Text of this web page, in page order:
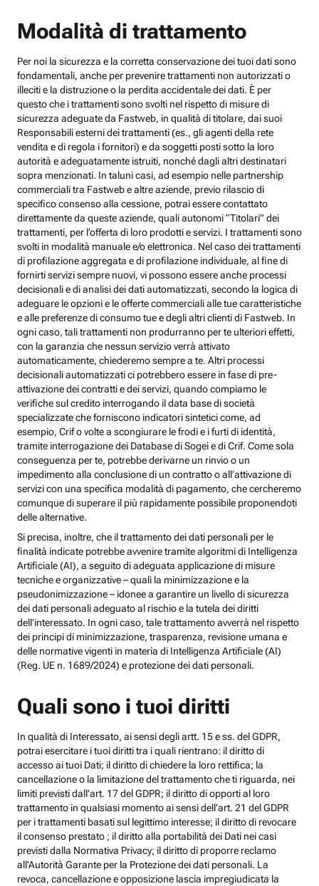
Modalità di trattamento
Per noi la sicurezza e la corretta conservazione dei tuoi dati sono
fondamentali, anche per prevenire trattamenti non autorizzati o
illeciti e la distruzione o la perdita accidentale dei dati. È per
questo che i trattamenti sono svolti nel rispetto di misure di
sicurezza adeguate da Fastweb, in qualità di titolare, dai suoi
Responsabili esterni dei trattamenti (es., gli agenti della rete
vendita e di regola i fornitori) e da soggetti posti sotto la loro
autorità e adeguatamente istruiti, nonché dagli altri destinatari
sopra menzionati. In taluni casi, ad esempio nelle partnership
commerciali tra Fastweb e altre aziende, previo rilascio di
specifico consenso alla cessione, potrai essere contattato
direttamente da queste aziende, quali autonomi “Titolari” dei
trattamenti, per l’offerta di loro prodotti e servizi. I trattamenti sono
svolti in modalità manuale e/o elettronica. Nel caso dei trattamenti
di profilazione aggregata e di profilazione individuale, al fine di
fornirti servizi sempre nuovi, vi possono essere anche processi
decisionali e di analisi dei dati automatizzati, secondo la logica di
adeguare le opzioni e le offerte commerciali alle tue caratteristiche
e alle preferenze di consumo tue e degli altri clienti di Fastweb. In
ogni caso, tali trattamenti non produrranno per te ulteriori effetti,
con la garanzia che nessun servizio verrà attivato
automaticamente, chiederemo sempre a te. Altri processi
decisionali automatizzati ci potrebbero essere in fase di pre-
attivazione dei contratti e dei servizi, quando compiamo le
verifiche sul credito interrogando il data base di società
specializzate che forniscono indicatori sintetici come, ad
esempio, Crif o volte a scongiurare le frodi e i furti di identità,
tramite interrogazione dei Database di Sogei e di Crif. Come sola
conseguenza per te, potrebbe derivarne un rinvio o un
impedimento alla conclusione di un contratto o all’attivazione di
servizi con una specifica modalità di pagamento, che cercheremo
comunque di superare il più rapidamente possibile proponendoti
delle alternative.
Si precisa, inoltre, che il trattamento dei dati personali per le
finalità indicate potrebbe avvenire tramite algoritmi di Intelligenza
Artificiale (AI), a seguito di adeguata applicazione di misure
tecniche e organizzative – quali la minimizzazione e la
pseudonimizzazione – idonee a garantire un livello di sicurezza
dei dati personali adeguato al rischio e la tutela dei diritti
dell’interessato. In ogni caso, tale trattamento avverrà nel rispetto
dei principi di minimizzazione, trasparenza, revisione umana e
delle normative vigenti in materia di Intelligenza Artificiale (AI)
(Reg. UE n. 1689/2024) e protezione dei dati personali.
Quali sono i tuoi diritti
In qualità di Interessato, ai sensi degli artt. 15 e ss. del GDPR,
potrai esercitare i tuoi diritti tra i quali rientrano: il diritto di
accesso ai tuoi Dati; il diritto di chiedere la loro rettifica; la
cancellazione o la limitazione del trattamento che ti riguarda, nei
limiti previsti dall’art. 17 del GDPR; il diritto di opporti al loro
trattamento in qualsiasi momento ai sensi dell’art. 21 del GDPR
per i trattamenti basati sul legittimo interesse; il diritto di revocare
il consenso prestato ; il diritto alla portabilità dei Dati nei casi
previsti dalla Normativa Privacy; il diritto di proporre reclamo
all’Autorità Garante per la Protezione dei dati personali. La
revoca, cancellazione e opposizione lascia impregiudicata la